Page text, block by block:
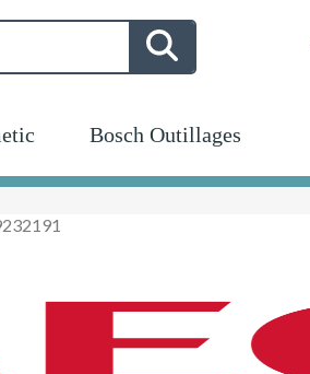
Bosch Outillages